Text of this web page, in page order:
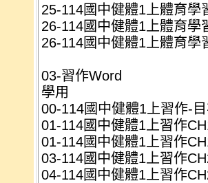
25-114國中健體1上體育學
26-114國中健體1上體育學
26-114國中健體1上體育學
03-習作Word
學用
00-114國中健體1上習作-
01-114國中健體1上習作
01-114國中健體1上習作
03-114國中健體1上習作
04-114國中健體1上習作